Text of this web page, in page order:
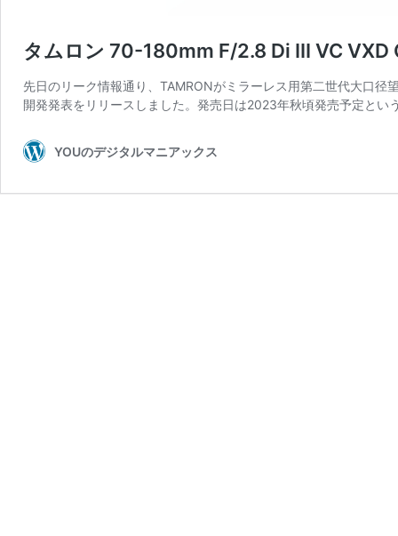
タムロン 70-180mm F/2.8 Di III VC
先日のリーク情報通り、TAMRONがミラーレス用第二世代大口
開発発表をリリースしました。発売日は2023年秋頃発売予定とい
YOUのデジタルマニアックス